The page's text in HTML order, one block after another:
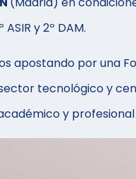
y 2º DAM.
apostando por una
tecnológico y
y